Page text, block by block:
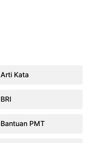
Arti Kata
BRI
Bantuan PMT